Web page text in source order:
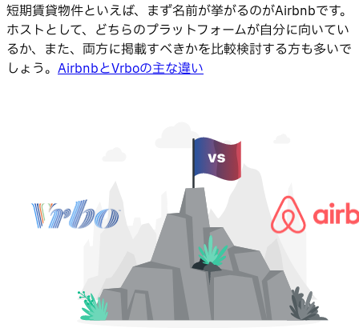
短期賃貸物件といえば、まず名前が挙がるのがAirbnbです。
ホストとして、どちらのプラットフォームが自分に向いてい
るか、また、両方に掲載すべきかを比較検討する方も多いで
しょう。 AirbnbとVrboの主な違い